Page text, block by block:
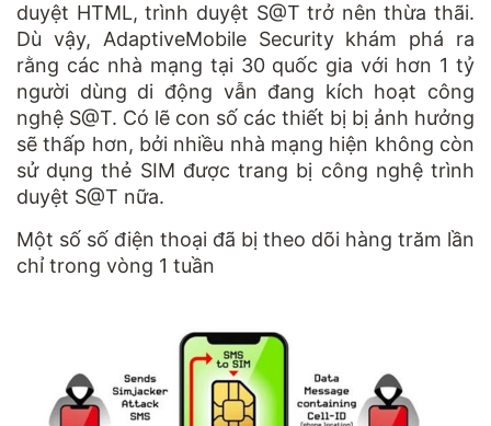
duyệt HTML, trình duyệt S@T trở nên thừa thãi.
Dù vậy, AdaptiveMobile Security khám phá ra
rằng các nhà mạng tại 30 quốc gia với hơn 1 tỷ
người dùng di động vẫn đang kích hoạt công
nghệ S@T. Có lẽ con số các thiết bị bị ảnh hưởng
sẽ thấp hơn, bởi nhiều nhà mạng hiện không còn
sử dụng thẻ SIM được trang bị công nghệ trình
duyệt S@T nữa.
Một số số điện thoại đã bị theo dõi hàng trăm lần
chỉ trong vòng 1 tuần